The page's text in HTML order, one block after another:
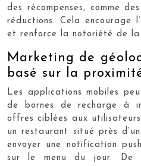
des récompenses, comme
réductions. Cela encourage
et renforce la notoriété de la
Marketing de
basé sur la
Les applications mobiles
de bornes de recharge à
offres ciblées aux
un restaurant situé près
envoyer une notification
sur le menu du jour. De